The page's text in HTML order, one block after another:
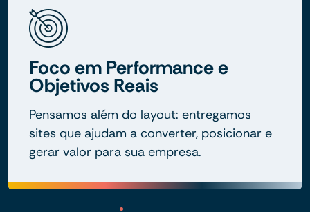
Foco em Performance e
Objetivos Reais
Pensamos além do layout: entregamos
sites que ajudam a converter, posicionar e
gerar valor para sua empresa.